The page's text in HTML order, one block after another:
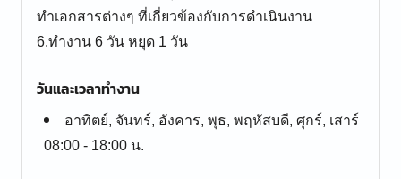
ทำเอกสารต่างๆ ที่เกี่ยวข้องกับการดำเนินงาน
6.ทำงาน 6 วัน หยุด 1 วัน
วันและเวลาทำงาน
อาทิตย์, จันทร์, อังคาร, พุธ, พฤหัสบดี, ศุกร์, เสาร์
08:00 - 18:00 น.